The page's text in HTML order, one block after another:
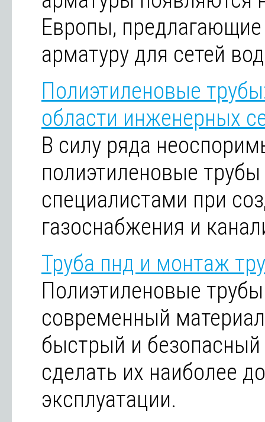
Европы,
арматуру для сетей
Полиэтиленовые
области инженерных
В силу ряда
полиэтиленовые
специалистами при
газоснабжения и
Труба пнд и монтаж
Полиэтиленовые
современный
быстрый и
сделать их наиболее
эксплуатации.